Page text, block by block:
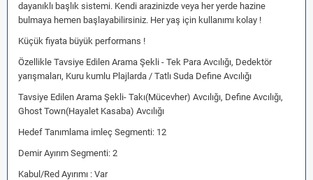
dayanıklı başlık sistemi. Kendi arazinizde veya her yerde hazine
bulmaya hemen başlayabilirsiniz. Her yaş için kullanımı kolay !
Küçük fiyata büyük performans !
Özellikle Tavsiye Edilen Arama Şekli - Tek Para Avcılığı, Dedektör
yarışmaları, Kuru kumlu Plajlarda / Tatlı Suda Define Avcılığı
Tavsiye Edilen Arama Şekli- Takı(Mücevher) Avcılığı, Define Avcılığı,
Ghost Town(Hayalet Kasaba) Avcılığı
Hedef Tanımlama imleç Segmenti: 12
Demir Ayırım Segmenti: 2
Kabul/Red Ayırımı : Var